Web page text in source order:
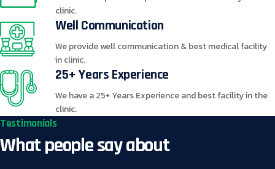
clinic.
Well Communication
We provide well communication & best medical facility
in clinic.
25+ Years Experience
We have a 25+ Years Experience and best facility in the
clinic.
Testimonials
What people say about